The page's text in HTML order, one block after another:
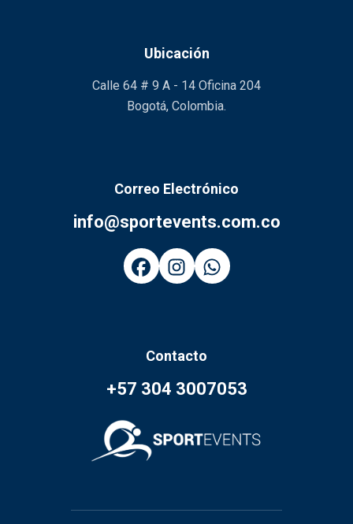
Ubicación
Calle 64 # 9 A - 14 Oficina 204
Bogotá, Colombia.
Correo Electrónico
info@sportevents.com.co
Contacto
+57 304 3007053